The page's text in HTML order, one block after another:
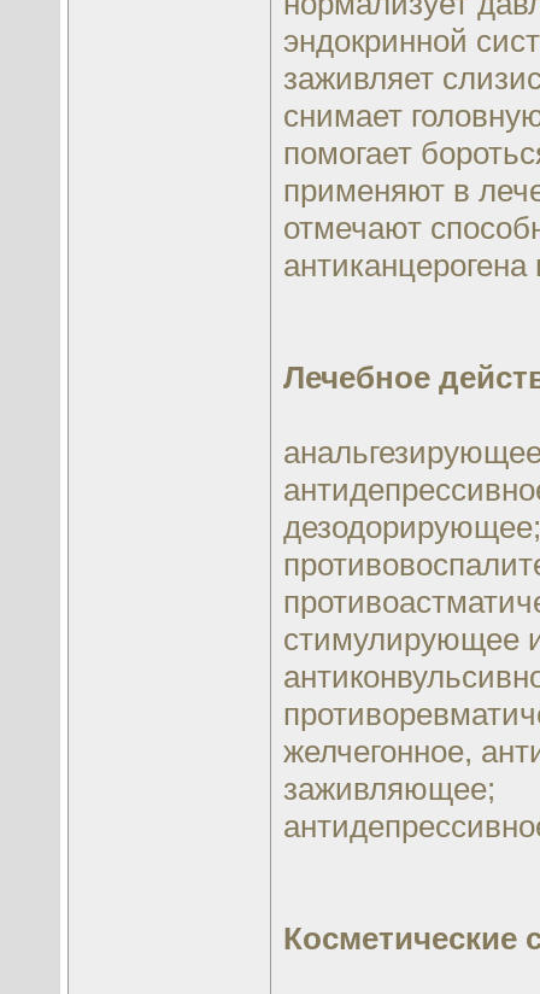
эндокринной
заживляет
снимает
помогает
применяют в
отмечают
Лечебное
дезодорирующее;
стимулирующее
желчегонное,
заживляющее;
Косметические